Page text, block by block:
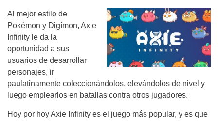
Al mejor estilo de
Pokémon y Digímon, Axie
Infinity le da la
oportunidad a sus
usuarios de desarrollar
personajes, ir
paulatinamente coleccionándolos, elevándolos de nivel y
luego emplearlos en batallas contra otros jugadores.
Hoy por hoy Axie Infinity es el juego más popular, y es que